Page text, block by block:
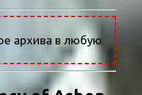
архива в любую